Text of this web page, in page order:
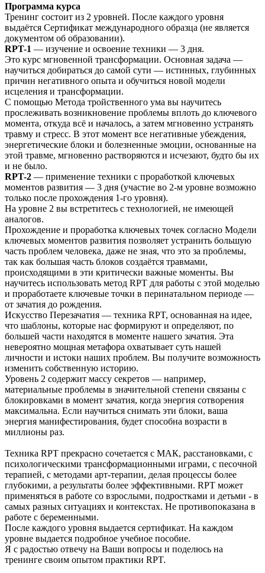
Программа курса
Тренинг состоит из 2 уровней. После каждого уровня
выдаётся Сертификат международного образца (не является
документом об образовании).
RPT-1 — изучение и освоение техники — 3 дня.
Это курс мгновенной трансформации. Основная задача —
научиться добираться до самой сути — истинных, глубинных
причин негативного опыта и обучиться новой модели
исцеления и трансформации.
С помощью Метода тройственного ума вы научитесь
прослеживать возникновение проблемы вплоть до ключевого
момента, откуда всё и началось, а затем мгновенно устранять
травму и стресс. В этот момент все негативные убеждения,
энергетические блоки и болезненные эмоции, основанные на
этой травме, мгновенно растворяются и исчезают, будто бы их
и не было.
RPT-2 — применение техники с проработкой ключевых
моментов развития — 3 дня (участие во 2-м уровне возможно
только после прохождения 1-го уровня).
На уровне 2 вы встретитесь с технологией, не имеющей
аналогов.
Прохождение и проработка ключевых точек согласно Модели
ключевых моментов развития позволяет устранить большую
часть проблем человека, даже не зная, что это за проблемы,
так как большая часть блоков создаётся травмами,
происходящими в эти критически важные моменты. Вы
научитесь использовать метод RPT для работы с этой моделью
и проработаете ключевые точки в перинатальном периоде —
от зачатия до рождения.
Искусство Перезачатия — техника RPT, основанная на идее,
что шаблоны, которые нас формируют и определяют, по
большей части находятся в моменте нашего зачатия. Эта
невероятно мощная метафора охватывает суть нашей
личности и истоки наших проблем. Вы получите возможность
изменить собственную историю.
Уровень 2 содержит массу секретов — например,
материальные проблемы в значительной степени связаны с
блокировками в момент зачатия, когда энергия сотворения
максимальна. Если научиться снимать эти блоки, ваша
энергия манифестирования, будет способна возрасти в
миллионы раз.
Техника RPT прекрасно сочетается с МАК, расстановками, с
психологическими трансформационными играми, с песочной
терапией, с методами арт-терапии, делая процессы более
глубокими, а результаты более эффективными. RPT может
применяться в работе со взрослыми, подростками и детьми - в
самых разных ситуациях и контекстах. Не противопоказана в
работе с беременными.
После каждого уровня выдается сертификат. На каждом
уровне выдается подробное учебное пособие.
Я с радостью отвечу на Ваши вопросы и поделюсь на
тренинге своим опытом практики RPT.